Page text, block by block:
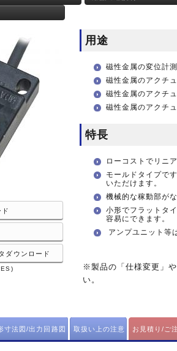
サ
タッチセンサ
サ
タッチセンサ
ダウンロード
用途
磁性金属の変位計
磁性金属のアクチ
磁性金属のアクチ
磁性金属のアクチ
特長
ローコストでリニ
モールドタイプで
いただけます。
機械的な稼動部が
小形でフラットタ
容易にできます。
アンプユニット等
※製品の「仕様変更」
い。
寸法図/出力回路図 取扱い上の注意 お見積り/ご